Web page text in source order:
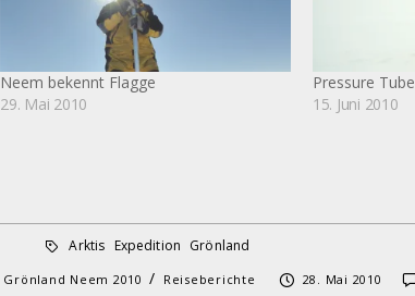
Neem bekennt Flagge
29. Mai 2010
Pressure Tube
15. Juni 2010
Arktis Expedition Grönland
Grönland Neem 2010 / Reiseberichte 28. Mai 2010